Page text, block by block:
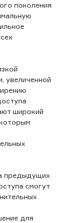
поколения
увеличенной
широкий
предыдущих
смогут
для